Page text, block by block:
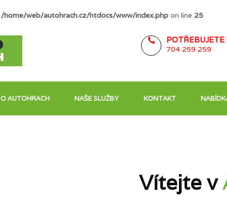
/home/web/autohrach.cz/htdocs/www/index.php on line 25
704 259 259
O AUTOHRACH NAŠE SLUŽBY KONTAKT
Vítejte v